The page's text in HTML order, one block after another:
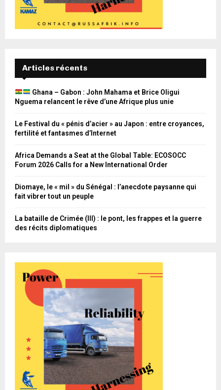
Articles récents
Ghana – Gabon : John Mahama et Brice Oligui
Nguema relancent le rêve d’une Afrique plus unie
Le Festival du « pénis d’acier » au Japon : entre croyances,
fertilité et fantasmes d’Internet
Africa Demands a Seat at the Global Table: ECOSOCC
Forum 2026 Calls for a New International Order
Diomaye, le « mil » du Sénégal : l’anecdote paysanne qui
fait vibrer tout un peuple
La bataille de Crimée (III) : le pont, les frappes et la guerre
des récits diplomatiques